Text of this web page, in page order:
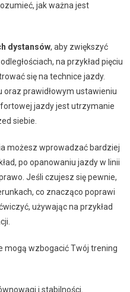
jak ważna jest
dystansów, aby zwiększyć
na przykład pięciu
się na technice jazdy.
oraz prawidłowym ustawieniu
jazdy jest utrzymanie
siebie.
możesz wprowadzać bardziej
po opanowaniu jazdy w linii
Jeśli czujesz się pewnie,
co znacząco poprawi
używając na przykład
mogą wzbogacić Twój trening
i stabilności.